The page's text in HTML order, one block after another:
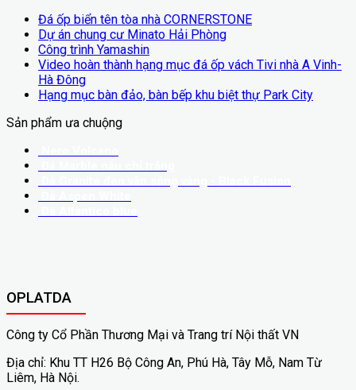
Đá ốp biển tên tòa nhà CORNERSTONE
Dự án chung cư Minato Hải Phòng
Công trình Yamashin
Video hoàn thành hạng mục đá ốp vách Tivi nhà A Vinh-
Hà Đông
Hạng mục bàn đảo, bàn bếp khu biệt thự Park City
Sản phẩm ưa chuộng
OPLATDA
Công ty Cổ Phần Thương Mại và Trang trí Nội thất VN
Địa chỉ: Khu TT H26 Bộ Công An, Phú Hà, Tây Mỗ, Nam Từ
Liêm, Hà Nội.